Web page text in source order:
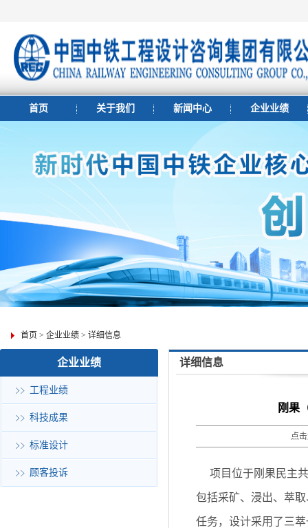
首页 关于我们 新闻中心 企业业绩
首页 > 企业业绩 > 详细信息
企业业绩
工程业绩
科技成果
标准设计
顾客投诉
详细信息
刚果
点
项目位于刚果民主共
包括采矿、浸出、萃
任务，设计采用了三